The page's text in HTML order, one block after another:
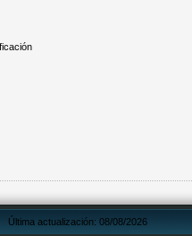
Última actualización: 08/08/2026